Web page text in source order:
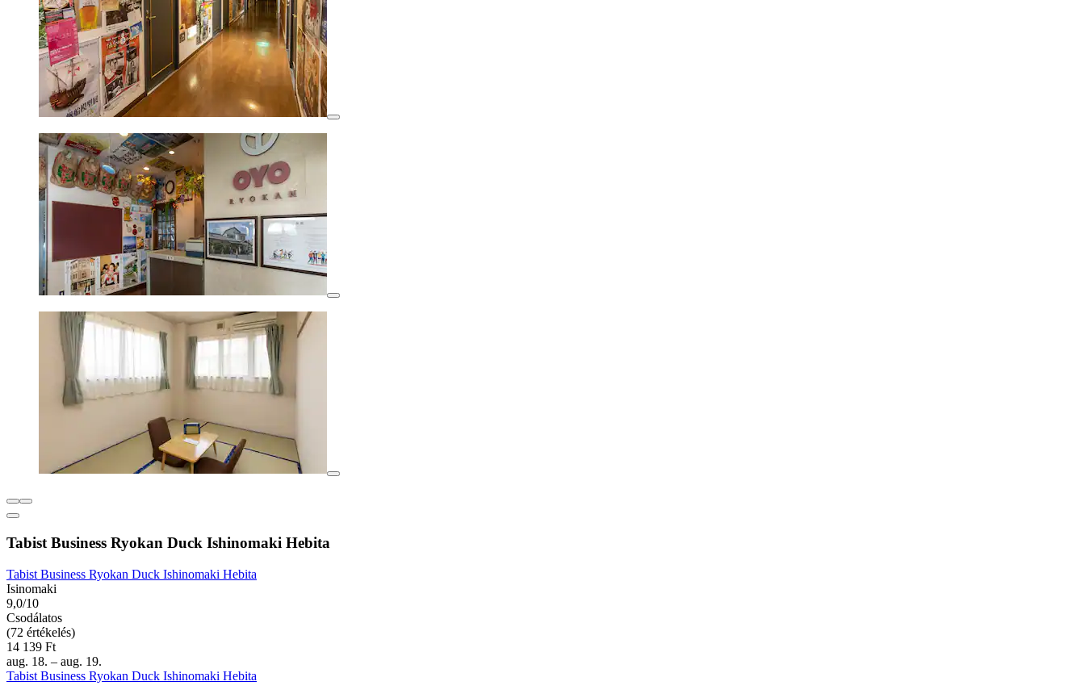
Tabist Business Ryokan Duck Ishinomaki Hebita
Tabist Business Ryokan Duck Ishinomaki Hebita
Isinomaki
9,0/10
Csodálatos
(72 értékelés)
14 139 Ft
aug. 18. – aug. 19.
Tabist Business Ryokan Duck Ishinomaki Hebita